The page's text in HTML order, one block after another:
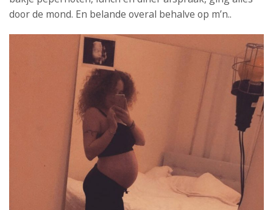
door de mond. En belande overal behalve op m’n..